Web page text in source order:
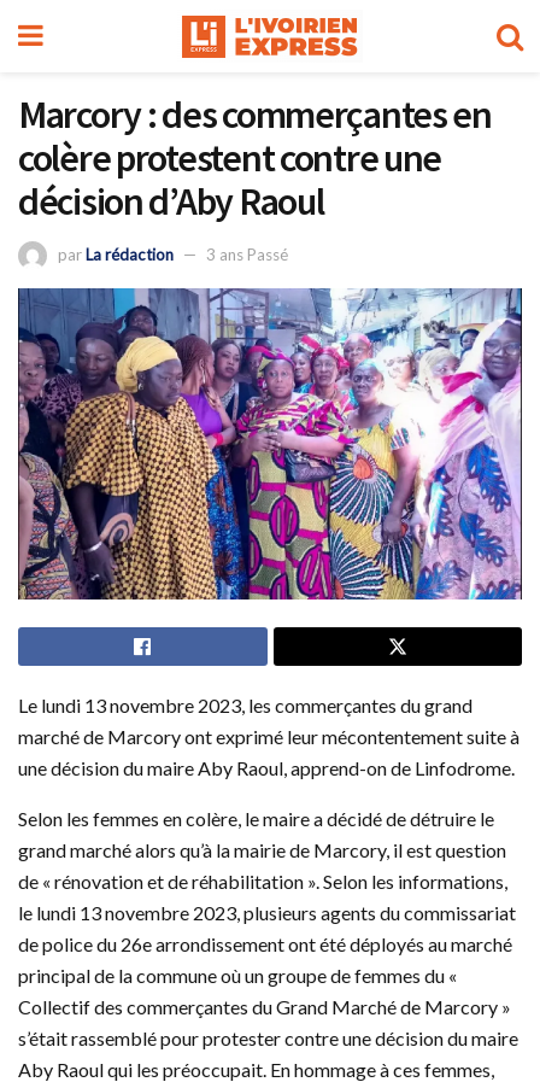
Marcory : des commerçantes en
colère protestent contre une
décision d’Aby Raoul
parLa rédaction 3 ans Passé
Le lundi 13 novembre 2023, les commerçantes du grand
marché de Marcory ont exprimé leur mécontentement suite à
une décision du maire Aby Raoul, apprend-on de Linfodrome.
Selon les femmes en colère, le maire a décidé de détruire le
grand marché alors qu’à la mairie de Marcory, il est question
de « rénovation et de réhabilitation ». Selon les informations,
le lundi 13 novembre 2023, plusieurs agents du commissariat
de police du 26e arrondissement ont été déployés au marché
principal de la commune où un groupe de femmes du «
Collectif des commerçantes du Grand Marché de Marcory »
s’était rassemblé pour protester contre une décision du maire
Aby Raoul qui les préoccupait. En hommage à ces femmes,